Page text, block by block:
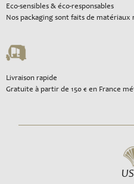
Eco-sensibles & éco-responsables
Nos packaging sont faits de matériaux
Livraison rapide
Gratuite à partir de 150 € en France